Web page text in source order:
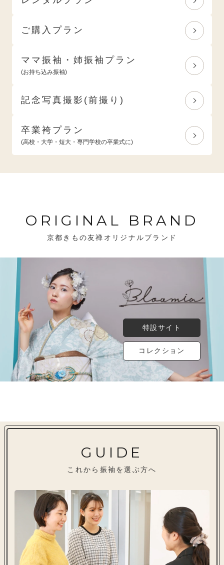
ご購入プラン
ママ振袖・姉振袖プラン
(お持ち込み振袖)
記念写真撮影(前撮り)
卒業袴プラン
(高校・大学・短大・専門学校の卒業式に)
ORIGINAL BRAND
京都きもの友禅オリジナルブランド
特設サイト
コレクション
GUIDE
これから振袖を選ぶ方へ